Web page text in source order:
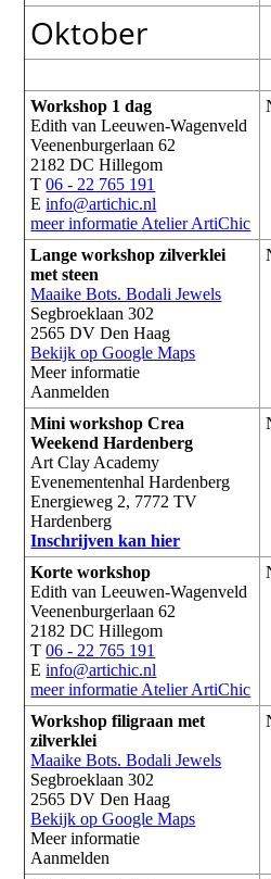
Oktober
Workshop 1 dag
Edith van Leeuwen-Wagenveld
Veenenburgerlaan 62
2182 DC Hillegom
T06 - 22 765 191
Einfo@artichic.nl
meer informatie Atelier ArtiChic
Lange workshop zilverklei
met steen
Maaike Bots. Bodali Jewels
Segbroeklaan 302
2565 DV Den Haag
Bekijk op Google Maps
Meer informatie
Aanmelden
Mini workshop Crea
Weekend Hardenberg
Art Clay Academy
Evenementenhal Hardenberg
Energieweg 2, 7772 TV
Hardenberg
Inschrijven kan hier
Korte workshop
Edith van Leeuwen-Wagenveld
Veenenburgerlaan 62
2182 DC Hillegom
T06 - 22 765 191
Einfo@artichic.nl
meer informatie Atelier ArtiChic
Workshop filigraan met
zilverklei
Maaike Bots. Bodali Jewels
Segbroeklaan 302
2565 DV Den Haag
Bekijk op Google Maps
Meer informatie
Aanmelden